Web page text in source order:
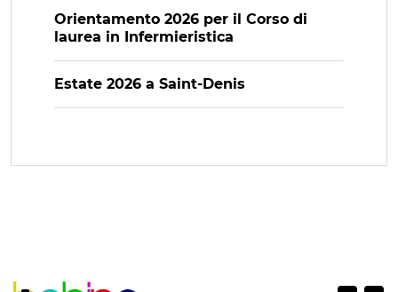
Orientamento 2026 per il Corso di
laurea in Infermieristica
Estate 2026 a Saint-Denis